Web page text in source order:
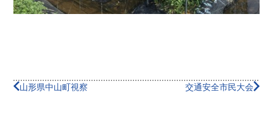
山形県中山町視察 交通安全市民大会